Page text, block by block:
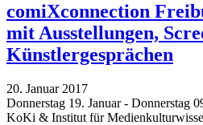
comiXconnection
mit Ausstellungen,
Künstlergesprächen
20. Januar 2017
Donnerstag 19. Januar - Donnerstag
KoKi & Institut für